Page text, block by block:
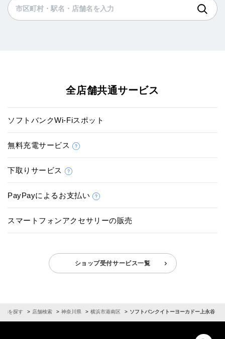
全店舗共通サービス
ソフトバンクWi-Fiスポット
無料充電サービス
下取りサービス
PayPayによるお支払い
スマートフォンアクセサリーの販売
ショップ受付サービス一覧
舗を探す 店舗検索 神奈川県 横浜市港南区 ソフトバンクイトーヨーカドー上永谷